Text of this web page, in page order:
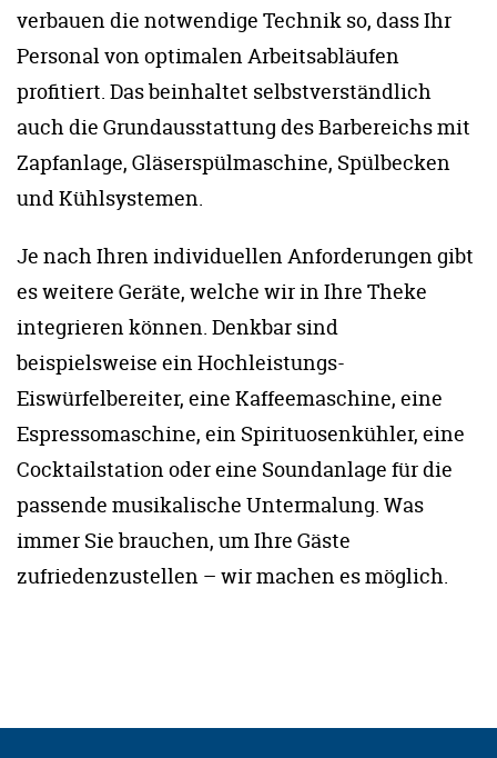
verbauen die notwendige Technik so, dass Ihr
Personal von optimalen Arbeitsabläufen
profitiert. Das beinhaltet selbstverständlich
auch die Grundausstattung des Barbereichs mit
Zapfanlage, Gläserspülmaschine, Spülbecken
und Kühlsystemen.
Je nach Ihren individuellen Anforderungen gibt
es weitere Geräte, welche wir in Ihre Theke
integrieren können. Denkbar sind
beispielsweise ein Hochleistungs-
Eiswürfelbereiter, eine Kaffeemaschine, eine
Espressomaschine, ein Spirituosenkühler, eine
Cocktailstation oder eine Soundanlage für die
passende musikalische Untermalung. Was
immer Sie brauchen, um Ihre Gäste
zufriedenzustellen – wir machen es möglich.